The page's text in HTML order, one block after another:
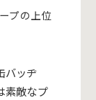
プの上位
バッヂ
素敵なプ